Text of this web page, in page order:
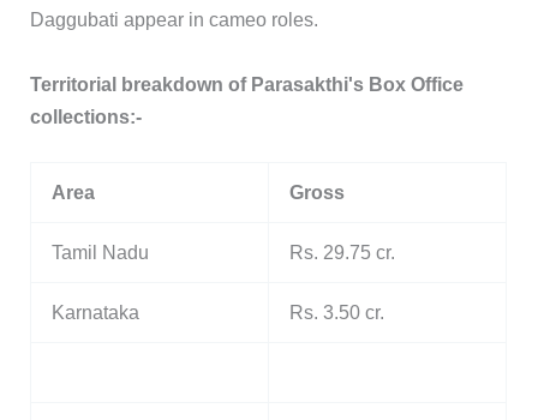
Daggubati appear in cameo roles.
Territorial breakdown of Parasakthi's Box Office
collections:-
Area Gross
Tamil Nadu Rs. 29.75 cr.
Karnataka Rs. 3.50 cr.